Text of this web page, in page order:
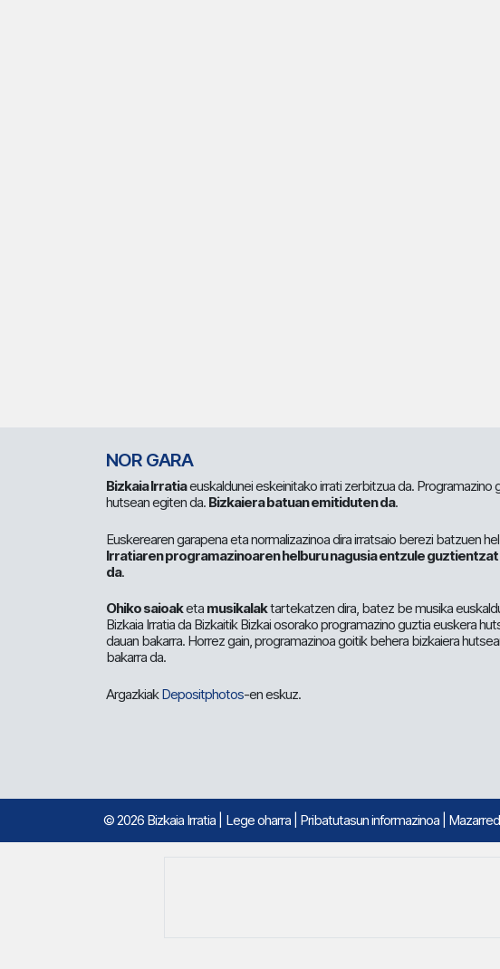
NOR GARA
Bizkaia Irratiaeuskaldunei eskeinitako irrati zerbitzua da. Programazino
hutsean egiten da. Bizkaiera batuan emitiduten da.
Euskerearen garapena eta normalizazinoa dira irratsaio berezi batzuen
Irratiaren programazinoaren helburu nagusia entzule
da.
Ohiko saioaketa musikalaktartekatzen dira, batez be musika
Bizkaia Irratia da Bizkaitik Bizkai osorako programazino guztia euskera
dauan bakarra. Horrez gain, programazinoa goitik behera bizkaiera
bakarra da.
ArgazkiakDepositphotos-en eskuz.
© 2026 Bizkaia Irratia Lege oharra Pribatutasun informazinoa |